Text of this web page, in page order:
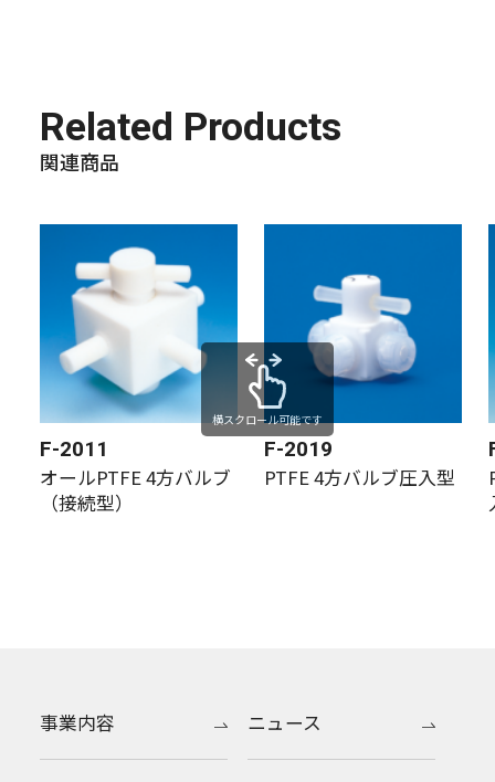
Related Products
関連商品
F-2011
オールPTFE 4方バルブ
（接続型）
F-2019
PTFE 4方バルブ圧入型
横スクロール可能です
事業内容 ニュース